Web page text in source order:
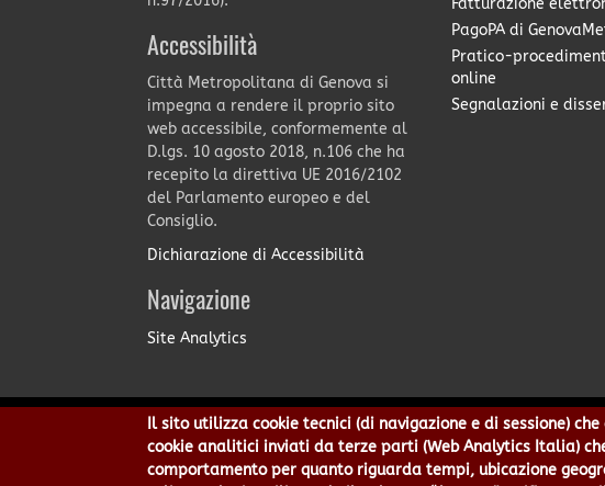
Accessibilità
Città Metropolitana di Genova si
impegna a rendere il proprio sito
web accessibile, conformemente al
D.lgs. 10 agosto 2018, n.106 che ha
recepito la direttiva UE 2016/2102
del Parlamento europeo e del
Consiglio.
Dichiarazione di Accessibilità
Navigazione
Site Analytics
PagoPA di
Pratico-
online
Segnalazioni e
Città Metropolitana di Genova - Piazzale
Centralino 010 54991 Fax 010 5499244 URP
Il sito utilizza cookie tecnici (di navigazione e di sessione)
cookie analitici inviati da terze parti (Web Analytics Italia)
comportamento per quanto riguarda tempi, ubicazione